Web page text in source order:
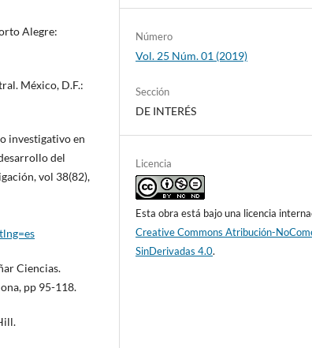
Alegre:
México, D.F.:
investigativo en
del
vol 38(82),
Ciencias.
pp 95-118.
Número
Vol. 25 Núm. 01 (2019)
Sección
DE INTERÉS
Licencia
Esta obra está bajo una licencia
Creative Commons Atribución-
SinDerivadas 4.0.